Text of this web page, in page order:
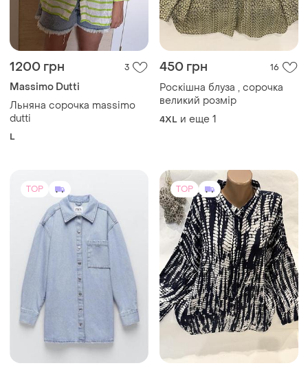
1200 грн 3
Massimo Dutti
Льняна сорочка massimo
dutti
L
450 грн 16
Роскішна блуза , сорочка
великий розмір
4XL и еще 1
TOP TOP